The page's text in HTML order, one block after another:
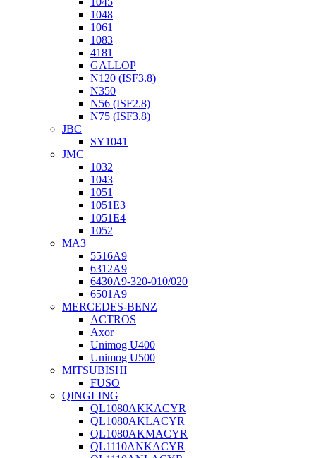
1048
1061
1083
4181
GALLOP
N120 (ISF3.8)
N350
N56 (ISF2.8)
N75 (ISF3.8)
JBC
SY1041
JMC
1032
1043
1051
1051Е3
1051Е4
1052
МАЗ
5516А9
6312А9
6430А9-320-010/020
6501А9
MERCEDES-BENZ
ACTROS
Axor
Unimog U400
Unimog U500
MITSUBISHI
FUSO
QINGLING
QL1080AKKACYR
QL1080AKLACYR
QL1080AKMACYR
QL1110ANKACYR